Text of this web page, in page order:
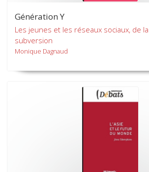
Génération Y
Les jeunes et les réseaux sociaux, de
subversion
Monique Dagnaud